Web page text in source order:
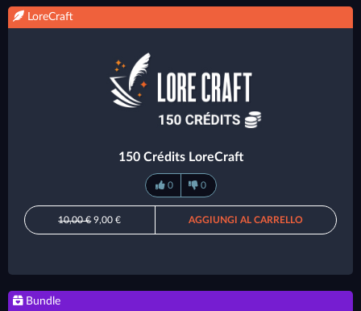
LoreCraft
150 Crédits LoreCraft
0 0
10,00 €9,00 € AGGIUNGI AL CARRELLO
Bundle